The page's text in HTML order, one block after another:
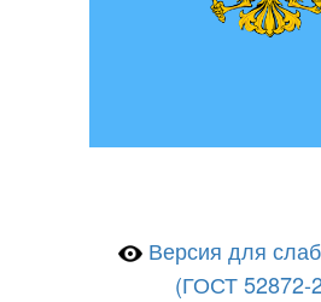
Версия для
(ГОСТ 52872-